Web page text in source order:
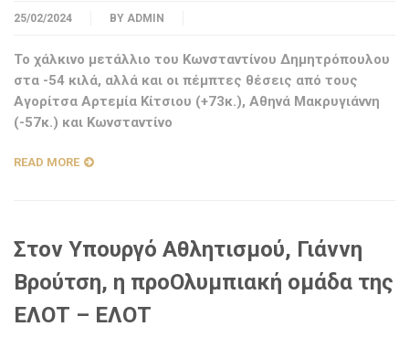
25/02/2024 BY ADMIN
Το χάλκινο μετάλλιο του Κωνσταντίνου Δημητρόπουλου
στα -54 κιλά, αλλά και οι πέμπτες θέσεις από τους
Αγορίτσα Αρτεμία Κίτσιου (+73κ.), Αθηνά Μακρυγιάννη
(-57κ.) και Κωνσταντίνο
READ MORE
Στον Υπουργό Αθλητισμού, Γιάννη
Βρούτση, η προΟλυμπιακή ομάδα της
ΕΛΟΤ – ΕΛΟΤ